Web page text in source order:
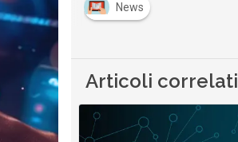
News
Articoli correlati